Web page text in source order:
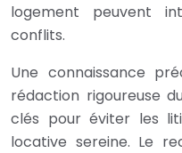
logement peuvent
conflits.
Une connaissance
rédaction rigoureuse
clés pour éviter les
locative sereine. Le